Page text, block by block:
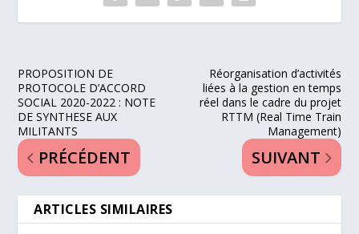
PROPOSITION DE
PROTOCOLE D’ACCORD
SOCIAL 2020-2022 : NOTE
DE SYNTHESE AUX
MILITANTS
PRÉCÉDENT
Réorganisation d’activités
liées à la gestion en temps
réel dans le cadre du projet
RTTM (Real Time Train
Management)
SUIVANT
ARTICLES SIMILAIRES